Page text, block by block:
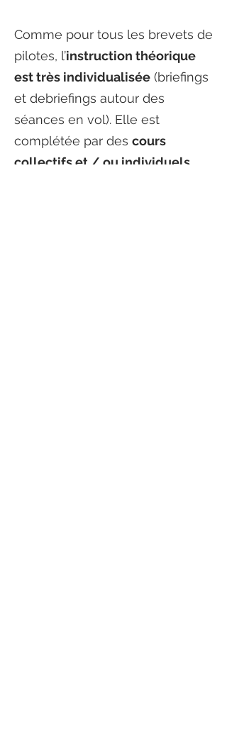
Comme pour tous les brevets de
pilotes, l’instruction théorique
est très individualisée (briefings
et debriefings autour des
séances en vol). Elle est
complétée par des cours
collectifs et / ou individuels